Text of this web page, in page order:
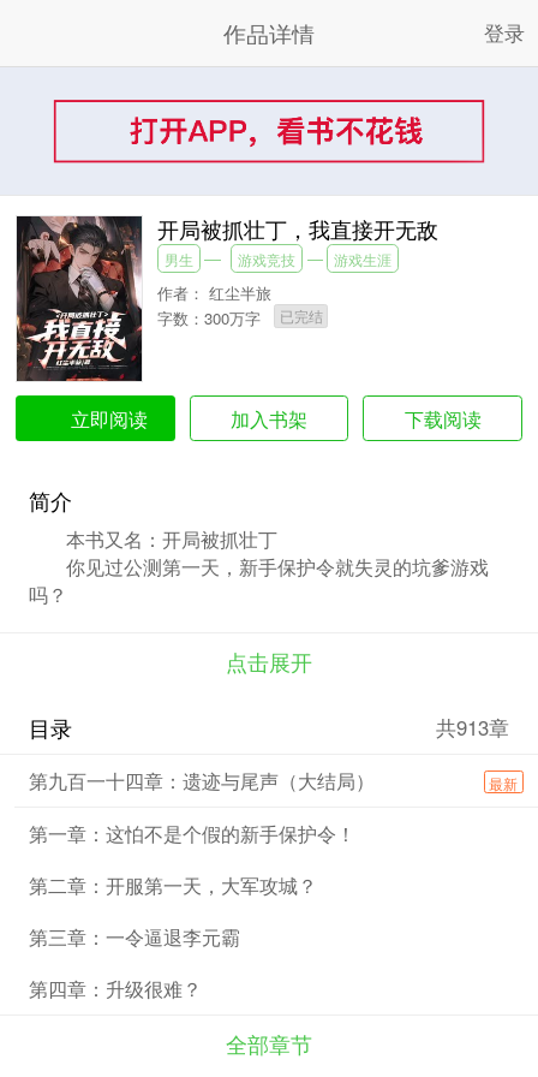
作品详情 登录
开局被抓壮丁，我直接开无敌
男生 游戏竞技 游戏生涯
作者： 红尘半旅
字数：300万字
已完结
立即阅读 加入书架 下载阅读
简介
本书又名：开局被抓壮丁
你见过公测第一天，新手保护令就失灵的坑爹游戏
吗？
没办法，只能苟了！（毕竟，删号重练是需要成
南华仙术：太平要术？苟了！
三分天下诸葛亮？苟着招募了！
力拔山兮气盖世——项羽？折服一下！
武圣关羽来投靠了？弱是弱了点，还是能当个马前卒
的。
……
苟着苟着，刘元忽然发现，在自己麾下聚集了一大批
顶尖谋士和武将。
点击展开
目录 共913章
第九百一十四章：遗迹与尾声（大结局） 最新
第一章：这怕不是个假的新手保护令！
第二章：开服第一天，大军攻城？
第三章：一令逼退李元霸
第四章：升级很难？
全部章节